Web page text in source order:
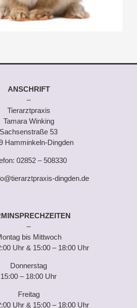
ANSCHRIFT
–
Tierarztpraxis
Tamara Winking
Sachsenstraße 53
Hamminkeln-Dingden
02852 – 508330
dingden.de
–
bis Mittwoch
Uhr & 15:00 – 18:00 Uhr
Donnerstag
15:00 – 18:00 Uhr
Freitag
Uhr & 15:00 – 18:00 Uhr